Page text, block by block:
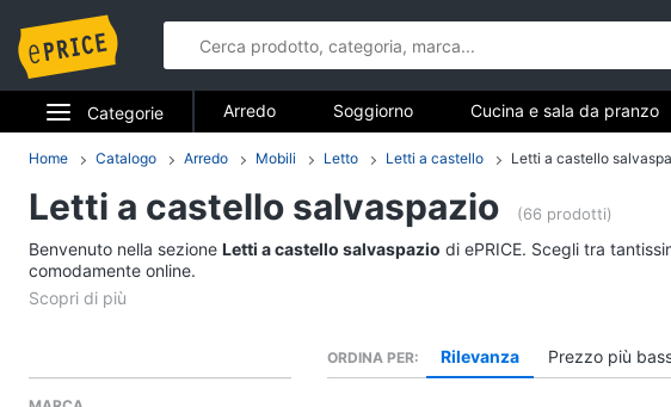
Categorie
Elettrodomestici
Informatica
Telefonia
Smart home
Tende
Arredo Soggiorno Cucina e sala da pranzo
Bagno Ingresso Mobili Complementi
Arredamento da esterno Lavanderia
Home Catalogo Arredo Mobili Letto Letti a castello Letti a castello
Letti a castello salvaspazio (66 prodotti)
Benvenuto nella sezione Letti a castello salvaspazio di ePRICE. Scegli tra
comodamente online.
ORDINA PER Rilevanza Prezzo più